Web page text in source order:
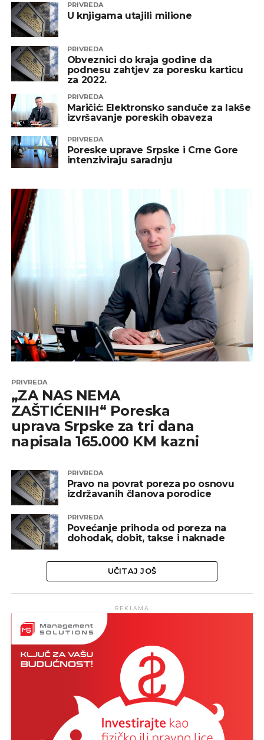
PRIVREDA
U knjigama utajili milione
PRIVREDA
Obveznici do kraja godine da
podnesu zahtjev za poresku karticu
za 2022.
PRIVREDA
Maričić: Elektronsko sanduče za lakše
izvršavanje poreskih obaveza
PRIVREDA
Poreske uprave Srpske i Crne Gore
intenziviraju saradnju
PRIVREDA
„ZA NAS NEMA
ZAŠTIĆENIH“ Poreska
uprava Srpske za tri dana
napisala 165.000 KM kazni
PRIVREDA
Pravo na povrat poreza po osnovu
izdržavanih članova porodice
PRIVREDA
Povećanje prihoda od poreza na
dohodak, dobit, takse i naknade
UČITAJ JOŠ
REKLAMA